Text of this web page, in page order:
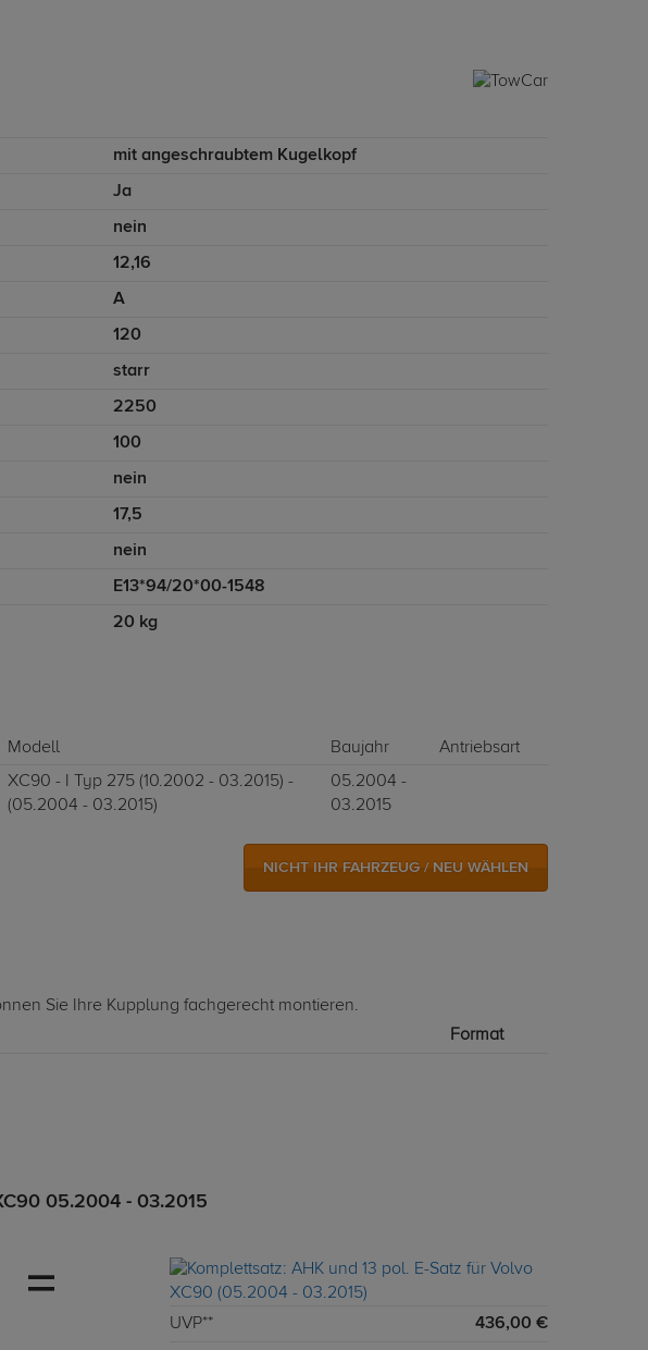
mit angeschraubtem Kugelkopf
Ja
nein
12,16
A
120
starr
2250
100
nein
17,5
nein
E13*94/20*00-1548
20 kg
Modell Baujahr
Antriebsart
XC90 - I Typ 275 (10.2002 - 03.2015) -
(05.2004 - 03.2015)
05.2004 -
03.2015
NICHT IHR FAHRZEUG / NEU WÄHLEN
Sie Ihre Kupplung fachgerecht montieren.
Format
05.2004 - 03.2015
UVP** 436,00 €